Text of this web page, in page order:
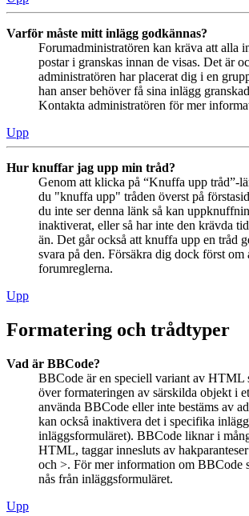
Varför måste mitt inlägg godkännas?
Forumadministratören kan kräva att alla
postar i granskas innan de visas. Det är
administratören har placerat dig i en
han anser behöver få sina inlägg
Kontakta administratören för mer
Upp
Hur knuffar jag upp min tråd?
Genom att klicka på “Knuffa upp tråd”-
du "knuffa upp" tråden överst på
du inte ser denna länk så kan
inaktiverat, eller så har inte den krävda
än. Det går också att knuffa upp en tråd
svara på den. Försäkra dig dock först om
forumreglerna.
Upp
Formatering och trådtyper
Vad är BBCode?
BBCode är en speciell variant av HTML
över formateringen av särskilda objekt i
använda BBCode eller inte bestäms av
kan också inaktivera det i specifika
inläggsformuläret). BBCode liknar i
HTML, taggar innesluts av
och >. För mer information om BBCode
nås från inläggsformuläret.
Upp